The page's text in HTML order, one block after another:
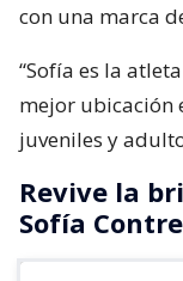
con una marca
“Sofía es la
mejor ubicación
juveniles y
Revive la
Sofía